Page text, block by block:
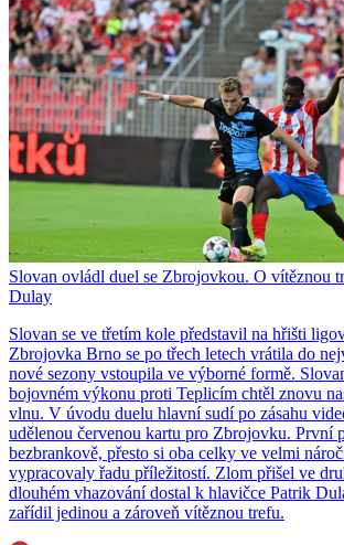
Slovan ovládl duel se Zbrojovkou. O vítěznou
Dulay
Slovan se ve třetím kole představil na hřišti
Zbrojovka Brno se po třech letech vrátila do
nové sezony vstoupila ve výborné formě.
bojovném výkonu proti Teplicím chtěl znovu
vlnu. V úvodu duelu hlavní sudí po zásahu
udělenou červenou kartu pro Zbrojovku. První
bezbrankově, přesto si oba celky ve velmi
vypracovaly řadu příležitostí. Zlom přišel ve
dlouhém vhazování dostal k hlavičce Patrik
zařídil jedinou a zároveň vítěznou trefu.